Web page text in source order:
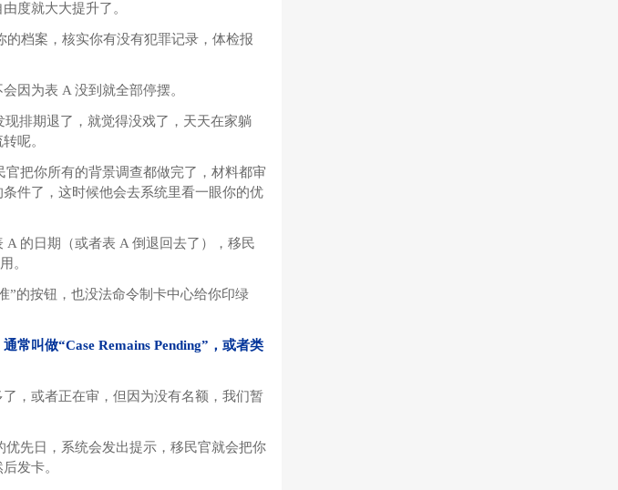
度就大大提升了。
档案，核实你有没有犯罪记录，体检报
因为表 A 没到就全部停摆。
排期退了，就觉得没戏了，天天在家躺
呢。
把你所有的背景调查都做完了，材料都审
件了，这时候他会去系统里看一眼你的优
的日期（或者表 A 倒退回去了），移民
。
”的按钮，也没法命令制卡中心给你印绿
常叫做“Case Remains Pending”，或者类
，或者正在审，但因为没有名额，我们暂
先日，系统会发出提示，移民官就会把你
发卡。